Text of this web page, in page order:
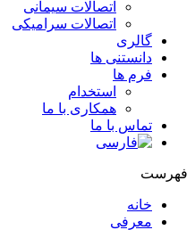
اتصالات سیمانی
اتصالات سرامیکی
گالری
دانستنی ها
فرم ها
استخدام
همکاری با ما
تماس با ما
فهرست
خانه
معرفی